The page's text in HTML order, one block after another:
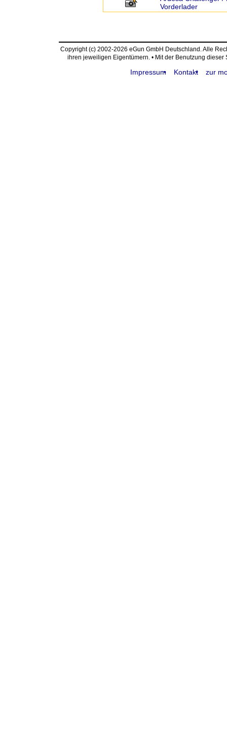
Vorderlader
Copyright (c) 2002-2026 eGun GmbH Deutschland. Alle
ihren jeweiligen Eigentümern. • Mit der Benutzung
Impressum Kontakt zur